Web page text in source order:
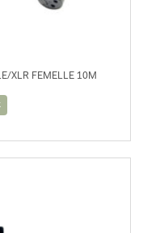
XLR FEMELLE 10M